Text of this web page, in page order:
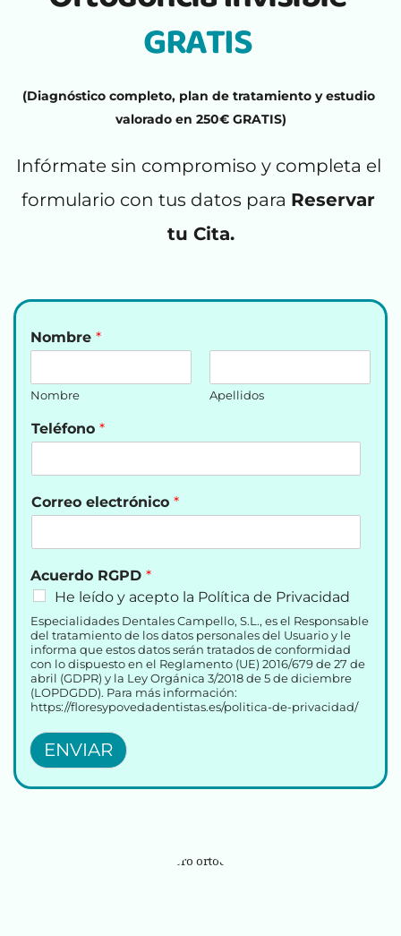
GRATIS
(Diagnóstico completo, plan de tratamiento y estudio
valorado en 250€ GRATIS)
Infórmate sin compromiso y completa el
formulario con tus datos para Reservar
tu Cita.
Nombre *
Nombre Apellidos
Teléfono *
Correo electrónico *
Acuerdo RGPD *
He leído y acepto la Política de Privacidad
Especialidades Dentales Campello, S.L., es el Responsable
del tratamiento de los datos personales del Usuario y le
informa que estos datos serán tratados de conformidad
con lo dispuesto en el Reglamento (UE) 2016/679 de 27 de
abril (GDPR) y la Ley Orgánica 3/2018 de 5 de diciembre
(LOPDGDD). Para más información:
https://floresypovedadentistas.es/politica-de-privacidad/
ENVIAR